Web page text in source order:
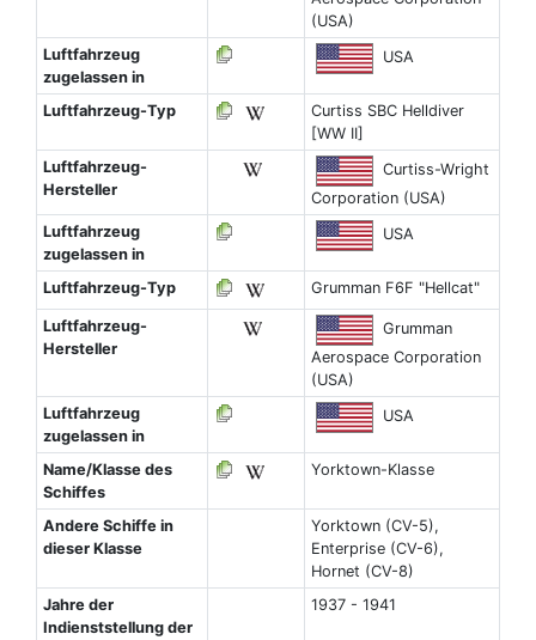
(USA)
Luftfahrzeug
zugelassen in
USA
Luftfahrzeug-Typ
Curtiss SBC Helldiver
[WW II]
Luftfahrzeug-
Hersteller
Curtiss-Wright
Corporation (USA)
Luftfahrzeug
zugelassen in
USA
Luftfahrzeug-Typ Grumman F6F "Hellcat"
Luftfahrzeug-
Hersteller
Grumman
Aerospace Corporation
(USA)
Luftfahrzeug
zugelassen in
USA
Name/Klasse des
Schiffes
Yorktown-Klasse
Andere Schiffe in
dieser Klasse
Yorktown (CV-5),
Enterprise (CV-6),
Hornet (CV-8)
Jahre der
Indienststellung der
1937 - 1941